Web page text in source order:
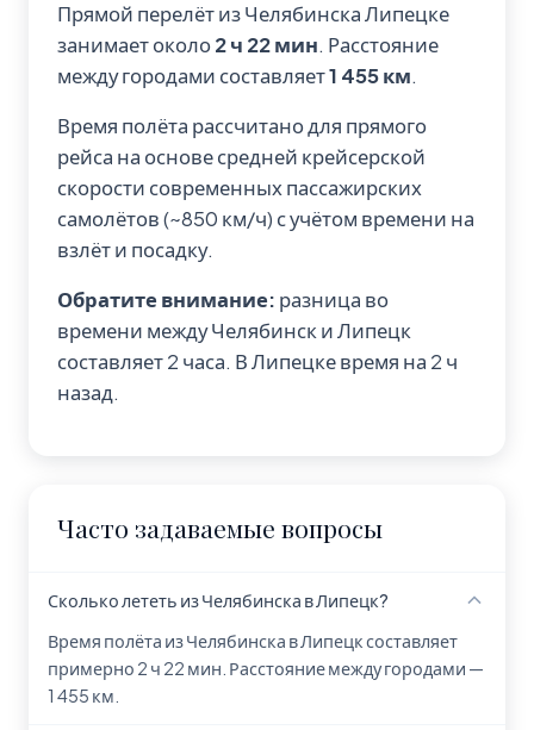
Прямой перелёт из Челябинска Липецке
занимает около2 ч 22 мин. Расстояние
между городами составляет1 455 км.
Время полёта рассчитано для прямого
рейса на основе средней крейсерской
скорости современных пассажирских
самолётов (~850 км/ч) с учётом времени на
взлёт и посадку.
Обратите внимание: разница во
времени между Челябинск и Липецк
составляет 2 часа. В Липецке время на 2 ч
назад.
Часто задаваемые вопросы
Сколько лететь из Челябинска в Липецк?
Время полёта из Челябинска в Липецк составляет
примерно 2 ч 22 мин. Расстояние между городами —
1 455 км.